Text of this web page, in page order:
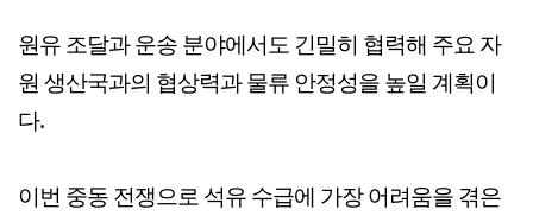
원유 조달과 운송 분야에서도 긴밀히 협력해 주요 자
원 생산국과의 협상력과 물류 안정성을 높일 계획이
다.
이번 중동 전쟁으로 석유 수급에 가장 어려움을 겪은